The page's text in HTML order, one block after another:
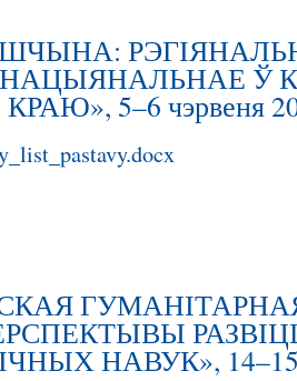
Ў
5–6 чэрвеня
НАВУК», 14–15